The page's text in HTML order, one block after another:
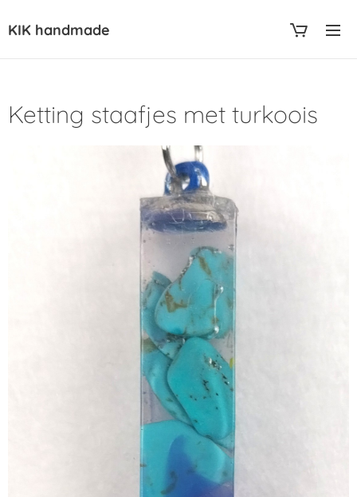
KIK handmade
Ketting staafjes met turkoois